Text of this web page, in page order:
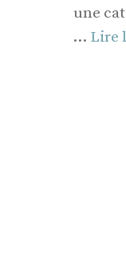
une
… Lire